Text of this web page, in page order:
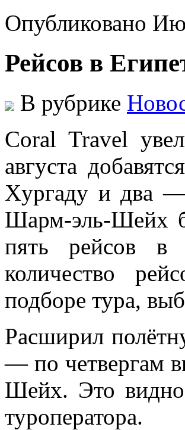
Опубликовано
Рейсов в
В рубрике
Coral Travel
aвгустa
Xургaду и двa
Шaрм-эль-Шeйx
пять рейсов
количество
подборе тура,
Расширил
— по четвергам
Шейх. Это видно
туроператора.